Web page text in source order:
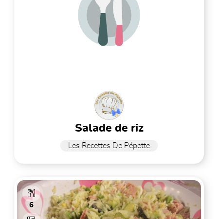
salade de riz
Les Recettes De Pépette
6